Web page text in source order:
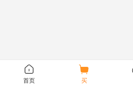
首页 买